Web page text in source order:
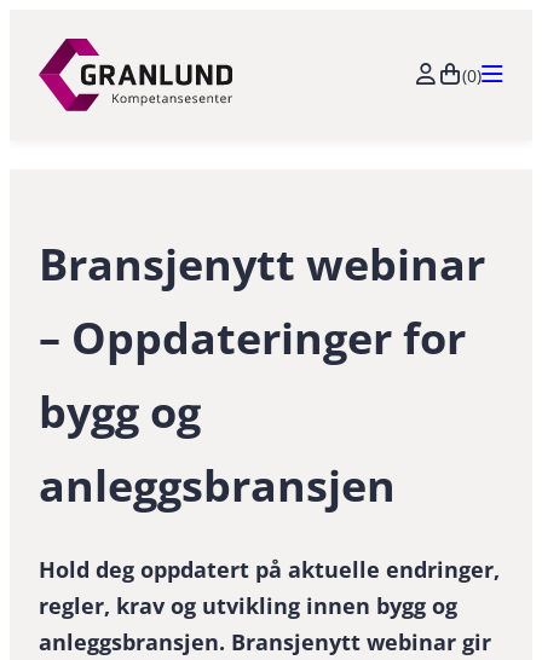
innhold
(0)
Bransjenytt webinar
– Oppdateringer for
bygg og
anleggsbransjen
Hold deg oppdatert på aktuelle endringer,
regler, krav og utvikling innen bygg og
anleggsbransjen. Bransjenytt webinar gir